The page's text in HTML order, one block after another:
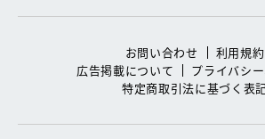
お問い合わせ
利用規約
広告掲載について
プライバシ
特定商取引法に基づく表